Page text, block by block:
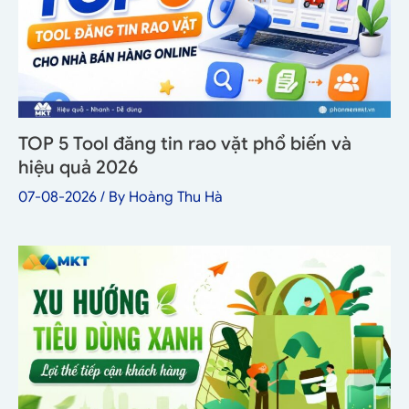
TOP 5 Tool đăng tin rao vặt phổ biến và
hiệu quả 2026
07-08-2026 / By Hoàng Thu Hà